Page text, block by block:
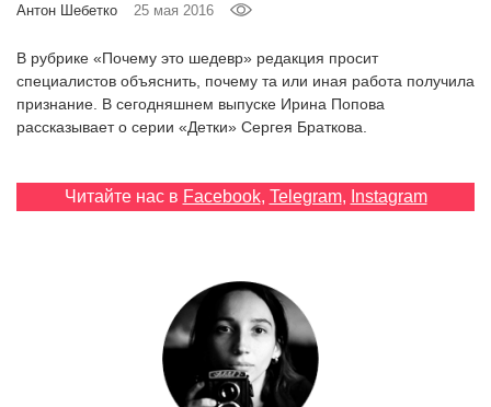
Антон Шебетко 25 мая 2016
В рубрике «Почему это шедевр» редакция просит
специалистов объяснить, почему та или иная работа получила
признание. В сегодняшнем выпуске Ирина Попова
рассказывает о серии «Детки» Сергея Браткова.
Читайте нас в Facebook, Telegram, Instagram